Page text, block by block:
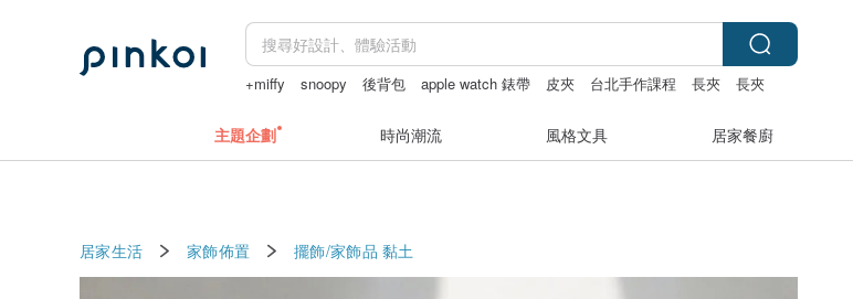
+miffy snoopy 後背包 apple watch 錶帶 皮夾 台北手作課程 長夾 長夾
主題企劃 時尚潮流 風格文具 居家餐廚
居家生活 家飾佈置 擺飾/家飾品 黏土